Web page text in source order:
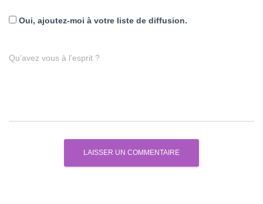
Oui, ajoutez-moi à votre liste de diffusion.
Qu’avez vous à l’esprit ?